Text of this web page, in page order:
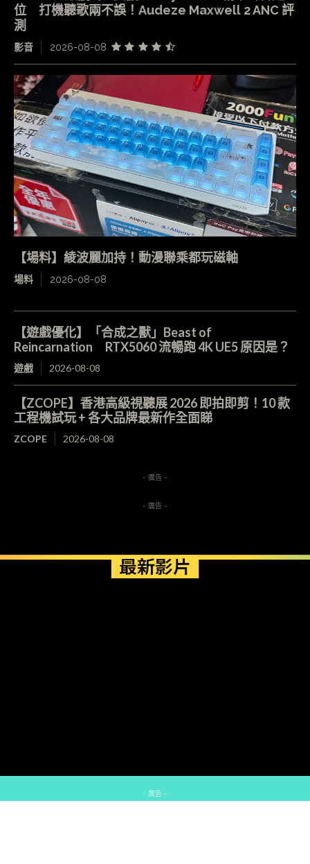
位 打機聽歌兩不誤！Audeze Maxwell 2 ANC 評
測
影音 2026-08-08
【場料】綾波麗加持！動漫聯乘都玩磁軸
場料 2026-08-08
【遊戲優化】「合成之獸」Beast of
Reincarnation RTX5060 流暢跑 4K UE5 原因是？
遊戲 2026-08-08
【ZCOPE】香港高級視聽展 2026 即拍即剪！10 款
工程機試玩 + 各大品牌最新作全面睇
ZCOPE 2026-08-08
- 廣告 -
- 廣告 -
最新影片
- 廣告 -